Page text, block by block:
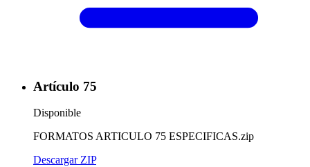
Artículo 75
Disponible
FORMATOS ARTICULO 75 ESPECIFICAS.zip
Descargar ZIP